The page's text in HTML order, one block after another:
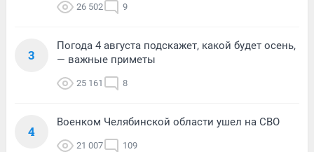
26 502 9
3
Погода 4 августа подскажет, какой будет осень,
— важные приметы
25 161 8
4
Военком Челябинской области ушел на СВО
21 007 109